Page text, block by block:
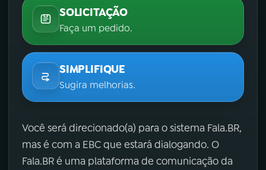
SOLICITAÇÃO
Faça um pedido.
SIMPLIFIQUE
Sugira melhorias.
Você será direcionado(a) para o sistema Fala.BR,
mas é com a EBC que estará dialogando. O
Fala.BR é uma plataforma de comunicação da